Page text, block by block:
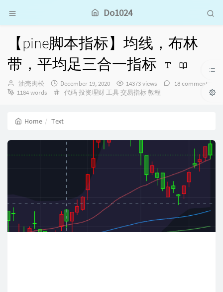
Do1024
【pine脚本指标】均线，布林
带，平均足三合一指标
Author：
油売肉松
发
布
December 19, 2020 14373 views
18 comments
1184 words
Categories：
代码投资理财工具 交易指标教程
Home Text